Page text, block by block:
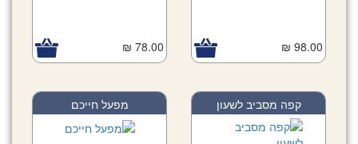
98.00 ₪
78.00 ₪
קפה מסביב לשעון מפעל חייכם